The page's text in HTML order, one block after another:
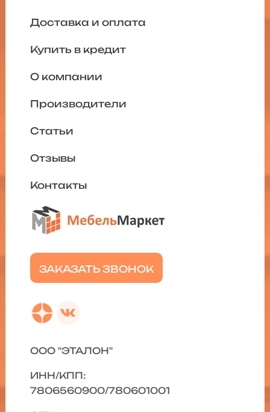
ЗАКАЗАТЬ ЗВОНОК
Доставка и оплата
Купить в кредит
О компании
Производители
Статьи
Отзывы
Контакты
ООО "ЭТАЛОН"
ИНН/КПП:
7806560900/780601001